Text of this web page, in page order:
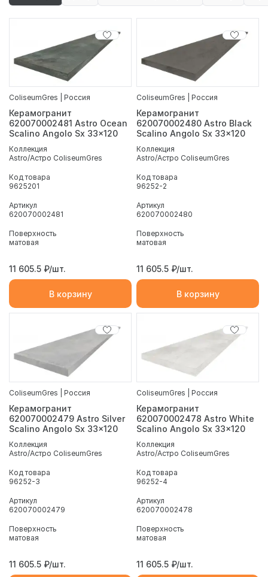
ColiseumGres | Россия
Керамогранит
620070002481 Astro Ocean
Scalino Angolo Sx 33x120
Коллекция
Astro/Астро ColiseumGres
Код товара
9625201
Артикул
620070002481
Поверхность
матовая
11 605.5 ₽/шт.
В корзину
ColiseumGres | Россия
Керамогранит
620070002480 Astro Black
Scalino Angolo Sx 33x120
Коллекция
Astro/Астро ColiseumGres
Код товара
96252-2
Артикул
620070002480
Поверхность
матовая
11 605.5 ₽/шт.
В корзину
ColiseumGres | Россия
Керамогранит
620070002479 Astro Silver
Scalino Angolo Sx 33x120
Коллекция
Astro/Астро ColiseumGres
Код товара
96252-3
Артикул
620070002479
Поверхность
матовая
11 605.5 ₽/шт.
ColiseumGres | Россия
Керамогранит
620070002478 Astro White
Scalino Angolo Sx 33x120
Коллекция
Astro/Астро ColiseumGres
Код товара
96252-4
Артикул
620070002478
Поверхность
матовая
11 605.5 ₽/шт.